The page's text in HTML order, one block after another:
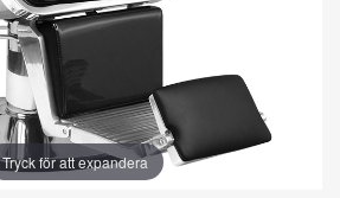
Tryck för att expandera